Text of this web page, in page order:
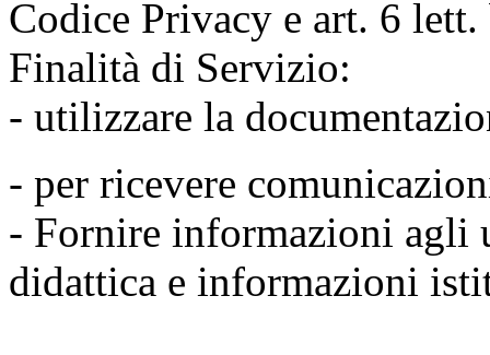
Codice Privacy e art. 6
Finalità di Servizio:
- utilizzare la
- per ricevere
- Fornire informazioni agli
didattica e informazioni